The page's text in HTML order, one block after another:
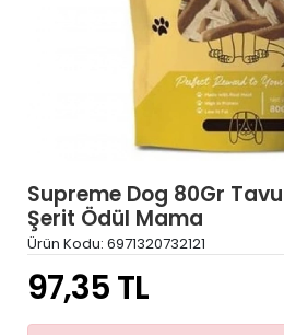
Supreme Dog 80Gr
Şerit Ödül Mama
Ürün Kodu: 6971320732121
97,35 TL